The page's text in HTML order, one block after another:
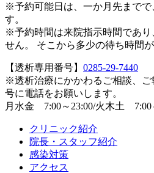
※予約可能日は、一か月先までで
す。
※予約時間は来院指示時間であり
せん。 そこから多少の待ち時間
【透析専用番号】 0285-29-7440
※透析治療にかかわるご相談、
号に電話をお願いします。
月水金 7:00～23:00/火木土 7:00
クリニック紹介
院長・スタッフ紹介
感染対策
アクセス